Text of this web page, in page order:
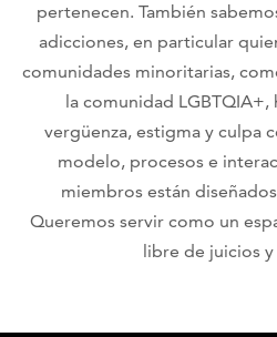
pertenecen. También
adicciones, en particular
comunidades minoritarias,
la comunidad
vergüenza, estigma y culpa
modelo, procesos e
miembros están
Queremos servir como un
libre de juicios